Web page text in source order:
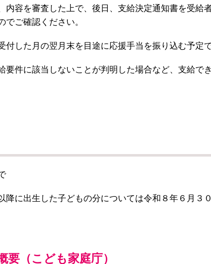
内容を審査した上で、後日、支給決定通知書を受給
ご確認ください。
付した月の翌月末を目途に応援手当を振り込む予定で
要件に該当しないことが判明した場合など、支給で
降に出生した子どもの分については令和８年６月３
（こども家庭庁）